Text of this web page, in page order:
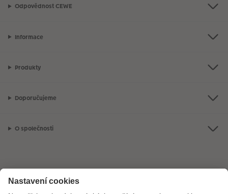
Odpovědnost CEWE
Informace
Produkty
Doporučujeme
O společnosti